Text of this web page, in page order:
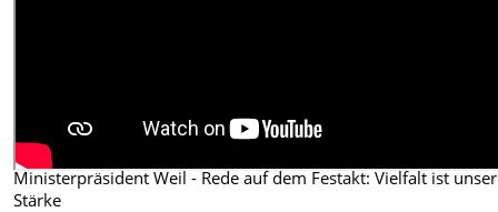
Ministerpräsident Weil - Rede auf dem Festakt: Vielfalt ist
Stärke